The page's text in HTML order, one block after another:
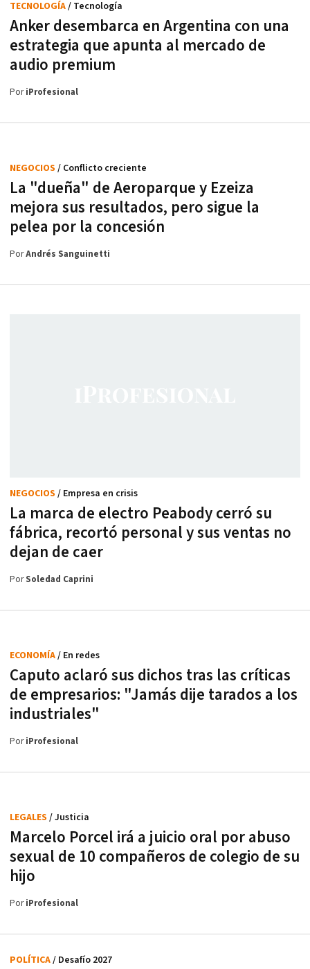
Anker desembarca en Argentina con una
estrategia que apunta al mercado de
audio premium
TECNOLOGÍA/ Tecnología
PoriProfesional
La "dueña" de Aeroparque y Ezeiza
mejora sus resultados, pero sigue la
pelea por la concesión
NEGOCIOS / Conflicto creciente
PorAndrés Sanguinetti
La marca de electro Peabody cerró su
fábrica, recortó personal y sus ventas no
dejan de caer
NEGOCIOS / Empresa en crisis
PorSoledad Caprini
Caputo aclaró sus dichos tras las críticas
de empresarios: "Jamás dije tarados a los
industriales"
ECONOMÍA/ En redes
PoriProfesional
Marcelo Porcel irá a juicio oral por abuso
sexual de 10 compañeros de colegio de su
hijo
LEGALES / Justicia
PoriProfesional
POLÍTICA/ Desafío 2027